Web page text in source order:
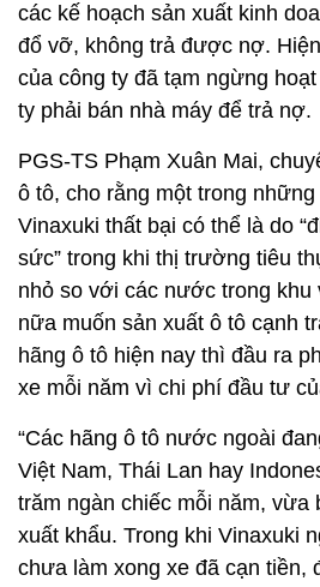
các kế hoạch sản xuất kinh
đổ vỡ, không trả được nợ.
của công ty đã tạm ngừng
ty phải bán nhà máy để trả nợ.
PGS-TS Phạm Xuân Mai,
ô tô, cho rằng một trong
Vinaxuki thất bại có thể là do
sức” trong khi thị trường tiêu
nhỏ so với các nước trong
nữa muốn sản xuất ô tô cạnh
hãng ô tô hiện nay thì đầu ra
xe mỗi năm vì chi phí đầu tư
“Các hãng ô tô nước ngoài
Việt Nam, Thái Lan hay
trăm ngàn chiếc mỗi năm,
xuất khẩu. Trong khi Vinaxuki
chưa làm xong xe đã cạn tiền,